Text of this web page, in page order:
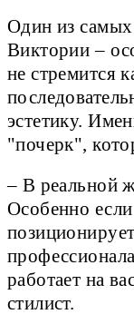
Один из
Виктории –
не стремится
эстетику.
"почерк",
– В реальной
Особенно
работает на
стилист.